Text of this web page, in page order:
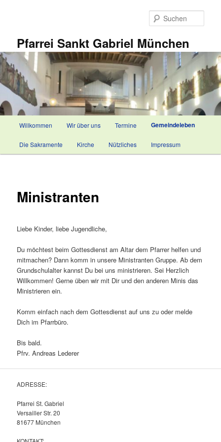
Pfarrei Sankt Gabriel München
Willkommen Wir über uns Termine Gemeindeleben
Die Sakramente Kirche Nützliches Impressum
Ministranten
Liebe Kinder, liebe Jugendliche,
Du möchtest beim Gottesdienst am Altar dem Pfarrer helfen und
mitmachen? Dann komm in unsere Ministranten Gruppe. Ab dem
Grundschulalter kannst Du bei uns ministrieren. Sei Herzlich
Willkommen! Gerne üben wir mit Dir und den anderen Minis das
Ministrieren ein.
Komm einfach nach dem Gottesdienst auf uns zu oder melde
Dich im Pfarrbüro.
Bis bald.
Pfrv. Andreas Lederer
ADRESSE:
Pfarrei St. Gabriel
Versailler Str. 20
81677 München